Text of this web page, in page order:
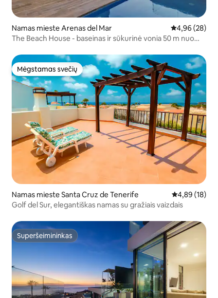
Namas mieste Arenas del Mar Vidutinis
4,96 (28)
The Beach House - baseinas ir sūkurinė vonia 50 m nuo
Mėgstamas svečių
Mėgstamas svečių
Namas mieste Santa Cruz de Tenerife Vidutinis
4,89 (18)
Golf del Sur, elegantiškas namas su gražiais vaizdais
Superšeimininkas
Superšeimininkas